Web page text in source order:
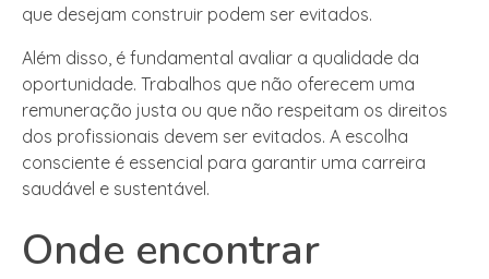
que desejam construir podem ser evitados.
Além disso, é fundamental avaliar a qualidade da
oportunidade. Trabalhos que não oferecem uma
remuneração justa ou que não respeitam os direitos
dos profissionais devem ser evitados. A escolha
consciente é essencial para garantir uma carreira
saudável e sustentável.
Onde encontrar